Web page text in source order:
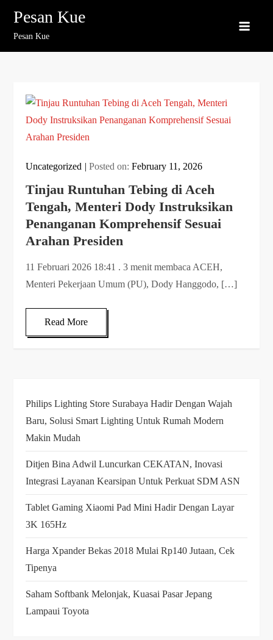
content
Pesan Kue
Pesan Kue
Uncategorized Posted on:February 11, 2026
Tinjau Runtuhan Tebing di Aceh
Tengah, Menteri Dody Instruksikan
Penanganan Komprehensif Sesuai
Arahan Presiden
11 Februari 2026 18:41 . 3 menit membaca ACEH,
Menteri Pekerjaan Umum (PU), Dody Hanggodo, […]
Read More
Philips Lighting Store Surabaya Hadir Dengan Wajah
Baru, Solusi Smart Lighting Untuk Rumah Modern
Makin Mudah
Ditjen Bina Adwil Luncurkan CEKATAN, Inovasi
Integrasi Layanan Kearsipan Untuk Perkuat SDM ASN
Tablet Gaming Xiaomi Pad Mini Hadir Dengan Layar
3K 165Hz
Harga Xpander Bekas 2018 Mulai Rp140 Jutaan, Cek
Tipenya
Saham Softbank Melonjak, Kuasai Pasar Jepang
Lampaui Toyota